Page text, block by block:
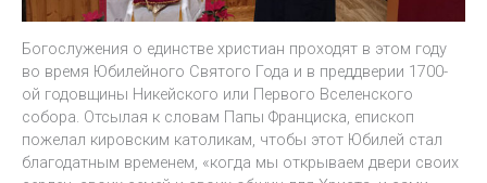
Богослужения о единстве христиан проходят в этом году
во время Юбилейного Святого Года и в преддверии 1700-
ой годовщины Никейского или Первого Вселенского
собора. Отсылая к словам Папы Франциска, епископ
пожелал кировским католикам, чтобы этот Юбилей стал
благодатным временем, «когда мы открываем двери своих